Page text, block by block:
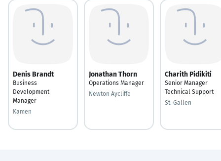
Denis Brandt
Business
Development
Manager
Kamen
Jonathan Thorn
Operations Manager
Newton Aycliffe
Charith Pidikiti
Senior Manager
Technical Support
St. Gallen